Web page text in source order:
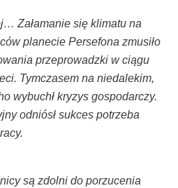
Zała­ma­nie się kli­ma­tu na
pla­ne­cie Per­se­fo­na zmu­si­ło
prze­pro­wadz­ki w cią­gu
Tym­cza­sem na nie­da­le­kim,
wybuchł kry­zys gospo­dar­czy.
odniósł suk­ces potrze­ba
są zdol­ni do porzu­ce­nia